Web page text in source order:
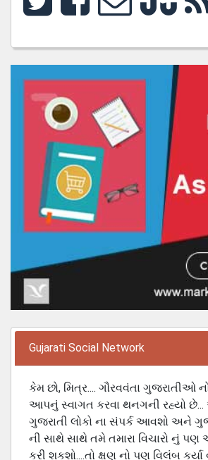
Gujarati Social Network
કેમ છો, મિત્ર.... ગૌરવવંતા ગુજરાતીઓ
આપનું સ્વાગત કરવા થનગની રહ્યો
ગુજરાતી લોકો ના સંપર્ક આવશો અને
ની સાથે સાથે તમે તમારા વિચારો નું પણ
કરી શકશો....તો ક્ષણ નો પણ વિલંબ